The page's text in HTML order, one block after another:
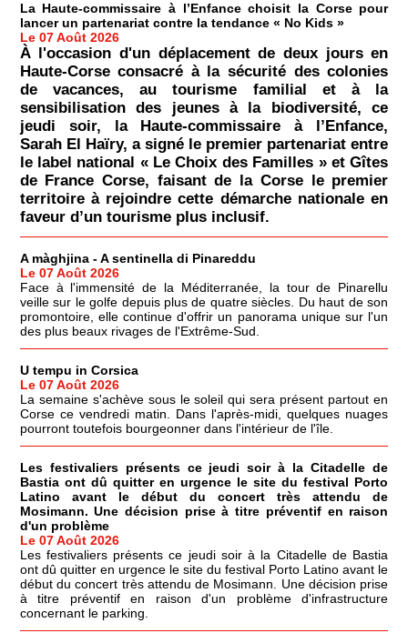
La Haute-commissaire à l’Enfance choisit la Corse pour
lancer un partenariat contre la tendance « No Kids »
Le 07 Août 2026
À l'occasion d'un déplacement de deux jours en
Haute-Corse consacré à la sécurité des colonies
de vacances, au tourisme familial et à la
sensibilisation des jeunes à la biodiversité, ce
jeudi soir, la Haute-commissaire à l’Enfance,
Sarah El Haïry, a signé le premier partenariat entre
le label national « Le Choix des Familles » et Gîtes
de France Corse, faisant de la Corse le premier
territoire à rejoindre cette démarche nationale en
faveur d’un tourisme plus inclusif.
A màghjina - A sentinella di Pinareddu
Le 07 Août 2026
Face à l'immensité de la Méditerranée, la tour de Pinarellu
veille sur le golfe depuis plus de quatre siècles. Du haut de son
promontoire, elle continue d'offrir un panorama unique sur l'un
des plus beaux rivages de l'Extrême-Sud.
U tempu in Corsica
Le 07 Août 2026
La semaine s'achève sous le soleil qui sera présent partout en
Corse ce vendredi matin. Dans l'après-midi, quelques nuages
pourront toutefois bourgeonner dans l'intérieur de l'île.
Les festivaliers présents ce jeudi soir à la Citadelle de
Bastia ont dû quitter en urgence le site du festival Porto
Latino avant le début du concert très attendu de
Mosimann. Une décision prise à titre préventif en raison
d'un problème
Le 07 Août 2026
Les festivaliers présents ce jeudi soir à la Citadelle de Bastia
ont dû quitter en urgence le site du festival Porto Latino avant le
début du concert très attendu de Mosimann. Une décision prise
à titre préventif en raison d'un problème d'infrastructure
concernant le parking.